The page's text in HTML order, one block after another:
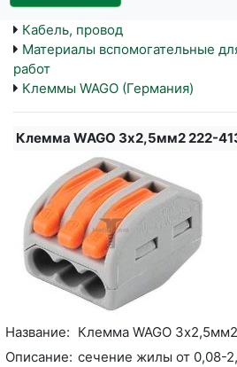
Кабель, провод
Материалы вспомогательные
работ
Клеммы WAGO (Германия)
Клемма WAGO 3х2,5мм2 222-
Название: Клемма WAGO
Описание: сечение жилы от 0,08-